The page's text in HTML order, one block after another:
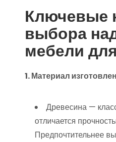
Ключевые
выбора
мебели
1. Материал
Древесина —
отличается
Предпочтительнее